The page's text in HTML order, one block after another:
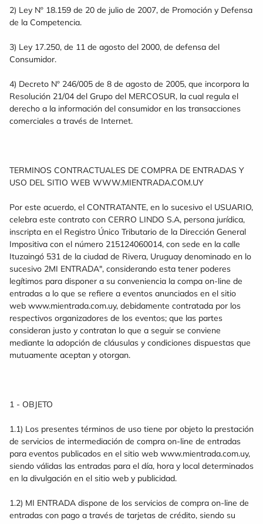
2) Ley Nº 18.159 de 20 de julio de 2007, de Promoción y Defensa
de la Competencia.
3) Ley 17.250, de 11 de agosto del 2000, de defensa del
Consumidor.
4) Decreto Nº 246/005 de 8 de agosto de 2005, que incorpora la
Resolución 21/04 del Grupo del MERCOSUR, la cual regula el
derecho a la información del consumidor en las transacciones
comerciales a través de Internet.
TERMINOS CONTRACTUALES DE COMPRA DE ENTRADAS Y
USO DEL SITIO WEB WWW.MIENTRADA.COM.UY
Por este acuerdo, el CONTRATANTE, en lo sucesivo el USUARIO,
celebra este contrato con CERRO LINDO S.A, persona jurídica,
inscripta en el Registro Único Tributario de la Dirección General
Impositiva con el número 215124060014, con sede en la calle
Ituzaingó 531 de la ciudad de Rivera, Uruguay denominado en lo
sucesivo 2MI ENTRADA", considerando esta tener poderes
legítimos para disponer a su conveniencia la compa on-line de
entradas a lo que se refiere a eventos anunciados en el sitio
web www.mientrada.com.uy, debidamente contratada por los
respectivos organizadores de los eventos; que las partes
consideran justo y contratan lo que a seguir se conviene
mediante la adopción de cláusulas y condiciones dispuestas que
mutuamente aceptan y otorgan.
1 - OBJETO
1.1) Los presentes términos de uso tiene por objeto la prestación
de servicios de intermediación de compra on-line de entradas
para eventos publicados en el sitio web www.mientrada.com.uy,
siendo válidas las entradas para el día, hora y local determinados
en la divulgación en el sitio web y publicidad.
1.2) MI ENTRADA dispone de los servicios de compra on-line de
entradas con pago a través de tarjetas de crédito, siendo su